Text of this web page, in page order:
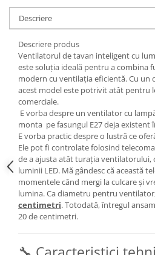
Descriere
Descriere produs
Ventilatorul de tavan inteligent cu
este soluția ideală pentru a combina
modern cu ventilația eficientă. Cu un
acest model este potrivit atât pentru
comerciale.
E vorba despre un ventilator cu
monta pe fasungul E27 deja existent
E vorba practic despre o lustră ce
Ele pot fi controlate folosind
de a ajusta atât turația ventilatorului,
luminii LED. Mă gândesc că această
momentele când mergi la culcare și
lumina. Ca diametru pentru
centimetri. Totodată, întregul
20 de centimetri.